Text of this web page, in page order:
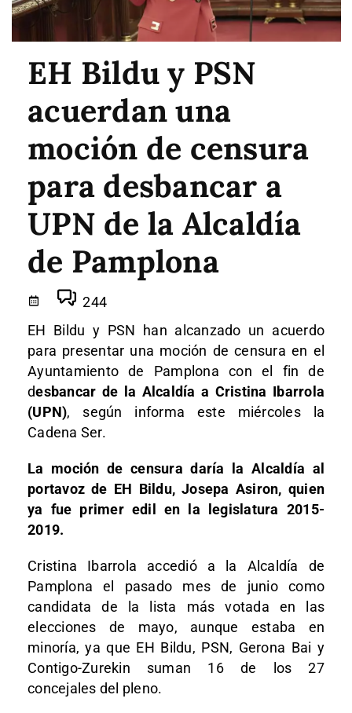
EH Bildu y PSN
acuerdan una
moción de censura
para desbancar a
UPN de la Alcaldía
de Pamplona
244
EH Bildu y PSN han alcanzado un acuerdo
para presentar una moción de censura en el
Ayuntamiento de Pamplona con el fin de
desbancar de la Alcaldía a Cristina Ibarrola
(UPN), según informa este miércoles la
Cadena Ser.
La moción de censura daría la Alcaldía al
portavoz de EH Bildu, Josepa Asiron, quien
ya fue primer edil en la legislatura 2015-
2019.
Cristina Ibarrola accedió a la Alcaldía de
Pamplona el pasado mes de junio como
candidata de la lista más votada en las
elecciones de mayo, aunque estaba en
minoría, ya que EH Bildu, PSN, Gerona Bai y
Contigo-Zurekin suman 16 de los 27
concejales del pleno.